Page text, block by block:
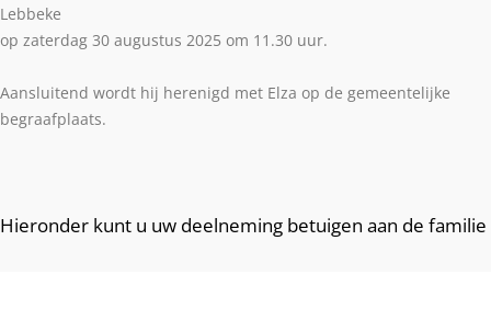
Lebbeke
op zaterdag 30 augustus 2025 om 11.30 uur.
Aansluitend wordt hij herenigd met Elza op de gemeentelijke
begraafplaats.
Hieronder kunt u uw deelneming betuigen aan de familie